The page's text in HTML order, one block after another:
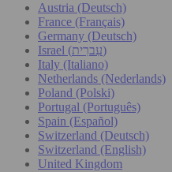
Austria (Deutsch)
France (Français)
Germany (Deutsch)
Israel (עִברִית)
Italy (Italiano)
Netherlands (Nederlands)
Poland (Polski)
Portugal (Português)
Spain (Español)
Switzerland (Deutsch)
Switzerland (English)
United Kingdom